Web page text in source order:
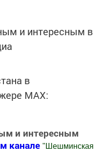
и интересным в
в
MАХ:
и интересным
канале " Шешминская